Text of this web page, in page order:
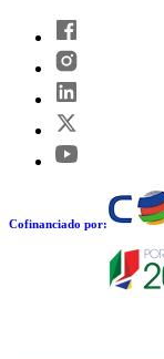
Cofinanciado por: